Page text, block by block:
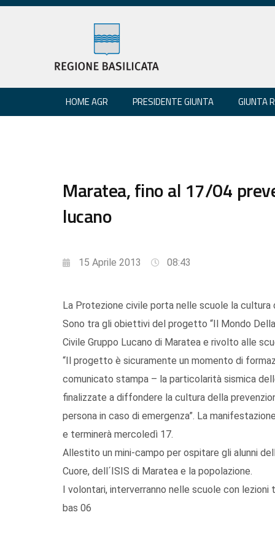
HOME AGR PRESIDENTE GIUNTA GIUNTA
Maratea, fino al 17/04
lucano
15 Aprile 2013 08:43
La Protezione civile porta nelle scuole la cultura
Sono tra gli obiettivi del progetto “Il Mondo
Civile Gruppo Lucano di Maratea e rivolto alle
“Il progetto è sicuramente un momento di
comunicato stampa – la particolarità sismica
finalizzate a diffondere la cultura della
persona in caso di emergenza”. La
e terminerà mercoledì 17.
Allestito un mini-campo per ospitare gli alunni
Cuore, dell´ISIS di Maratea e la popolazione.
I volontari, interverranno nelle scuole con
bas 06